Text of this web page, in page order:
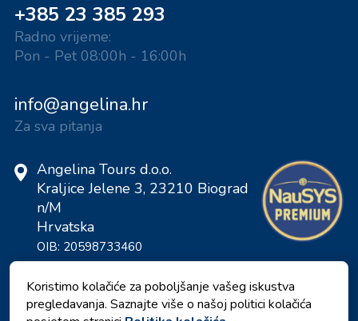
+385 23 385 293
Radno vrijeme:
Pon - Pet 08:00h - 16:00h
info@angelina.hr
Za sva pitanja
Angelina Tours d.o.o.
Kraljice Jelene 3, 23210 Biograd
n/M
Hrvatska
OIB: 20598733460
ID: HR-AB-23-060130534, MB:
0650676
Koristimo kolačiće za poboljšanje vašeg iskustva
pregledavanja. Saznajte više o našoj politici kolačića